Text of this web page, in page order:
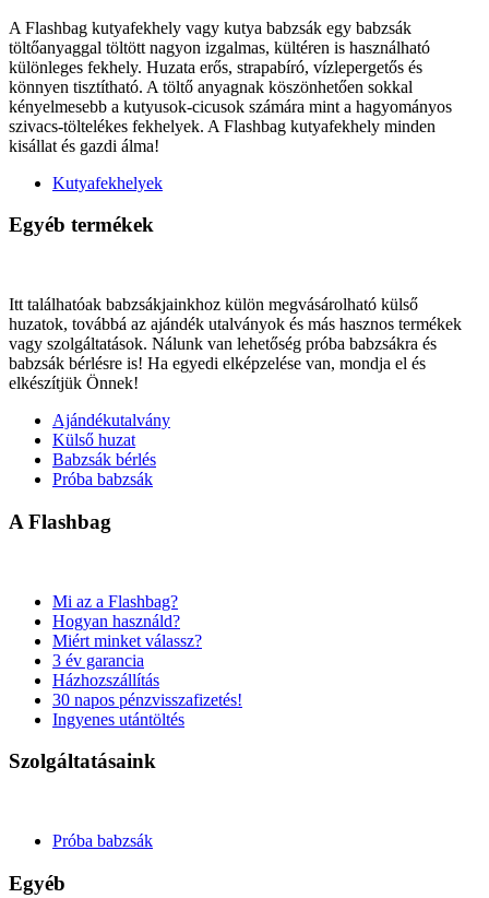
A Flashbag kutyafekhely vagy kutya babzsák egy babzsák
töltőanyaggal töltött nagyon izgalmas, kültéren is használható
különleges fekhely. Huzata erős, strapabíró, vízlepergetős és
könnyen tisztítható. A töltő anyagnak köszönhetően sokkal
kényelmesebb a kutyusok-cicusok számára mint a hagyományos
szivacs-töltelékes fekhelyek. A Flashbag kutyafekhely minden
kisállat és gazdi álma!
Kutyafekhelyek
Egyéb termékek
Itt találhatóak babzsákjainkhoz külön megvásárolható külső
huzatok, továbbá az ajándék utalványok és más hasznos termékek
vagy szolgáltatások. Nálunk van lehetőség próba babzsákra és
babzsák bérlésre is! Ha egyedi elképzelése van, mondja el és
elkészítjük Önnek!
Ajándékutalvány
Külső huzat
Babzsák bérlés
Próba babzsák
A Flashbag
Mi az a Flashbag?
Hogyan használd?
Miért minket válassz?
3 év garancia
Házhozszállítás
30 napos pénzvisszafizetés!
Ingyenes utántöltés
Szolgáltatásaink
Próba babzsák
Egyéb